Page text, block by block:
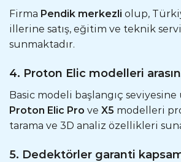
Firma Pendik merkezli olup,
illerine satış, eğitim ve teknik
sunmaktadır.
4. Proton Elic modelleri
Basic modeli başlangıç
Proton Elic Pro ve X5 modelleri
tarama ve 3D analiz özellikleri
5. Dedektörler garanti